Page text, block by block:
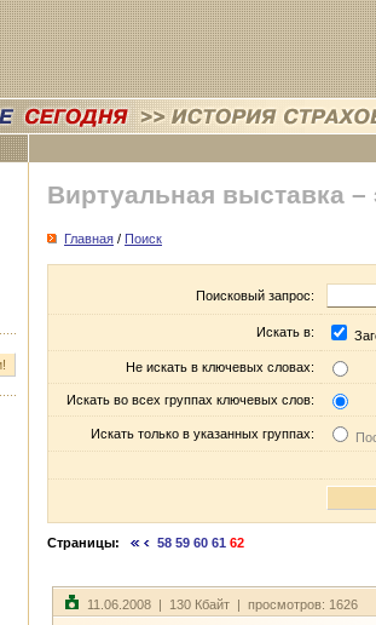
Виртуальная выставка –
Главная / Поиск
Поисковый запрос:
Искать в:
Не искать в ключевых словах:
Искать во всех группах ключевых слов:
Искать только в указанных группах:
Страницы: 58 59 60 61 62
11.06.2008 | 130 Кбайт | просмотров: 1626